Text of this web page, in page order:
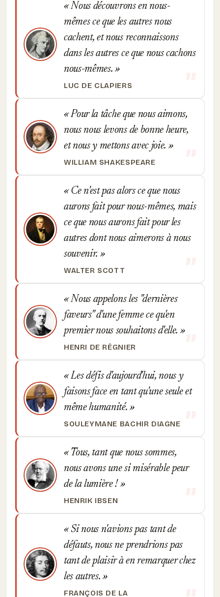
Nous découvrons en nous-
mêmes ce que les autres nous
cachent, et nous reconnaissons
dans les autres ce que nous cachons
nous-mêmes.
LUC DE CLAPIERS
Pour la tâche que nous aimons,
nous nous levons de bonne heure,
et nous y mettons avec joie.
WILLIAM SHAKESPEARE
Ce n'est pas alors ce que nous
aurons fait pour nous-mêmes, mais
ce que nous aurons fait pour les
autres dont nous aimerons à nous
souvenir.
WALTER SCOTT
Nous appelons les "dernières
faveurs" d'une femme ce qu'en
premier nous souhaitons d'elle.
HENRI DE RÉGNIER
Les défis d'aujourd'hui, nous y
faisons face en tant qu'une seule et
même humanité.
SOULEYMANE BACHIR DIAGNE
Tous, tant que nous sommes,
nous avons une si misérable peur
de la lumière !
HENRIK IBSEN
Si nous n'avions pas tant de
défauts, nous ne prendrions pas
tant de plaisir à en remarquer chez
les autres.
FRANÇOIS DE LA